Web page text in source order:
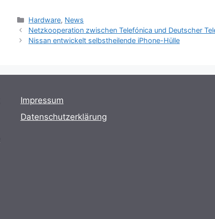
Kategorien
Hardware, News
Netzkooperation zwischen Telefónica und Deutscher
Nissan entwickelt selbstheilende iPhone-Hülle
Impressum
Datenschutzerklärung